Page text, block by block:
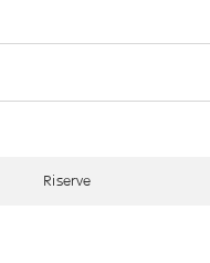
Riserve